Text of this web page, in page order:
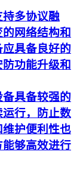
多协议融
网络结构和
具备良好的
功能升级和
具备较强的
行，防止数
护便利性也
够高效进行